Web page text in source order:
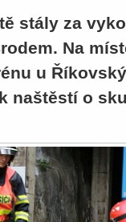
stály za
Na
u
naštěstí o